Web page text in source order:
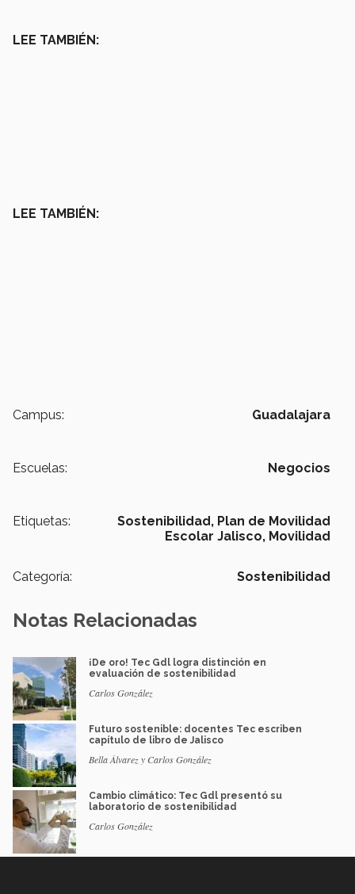
LEE TAMBIÉN:
LEE TAMBIÉN:
Campus: Guadalajara
Escuelas: Negocios
Etiquetas: Sostenibilidad, Plan de Movilidad
Escolar Jalisco, Movilidad
Categoría: Sostenibilidad
Notas Relacionadas
¡De oro! Tec Gdl logra distinción en
evaluación de sostenibilidad
Carlos González
Futuro sostenible: docentes Tec escriben
capítulo de libro de Jalisco
Bella Álvarez y Carlos González
Cambio climático: Tec Gdl presentó su
laboratorio de sostenibilidad
Carlos González